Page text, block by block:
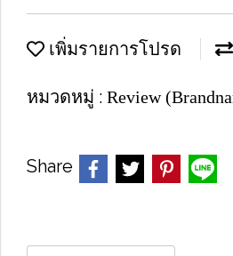
เพิ่มรายการโปรด
หมวดหมู่ : Review
Share